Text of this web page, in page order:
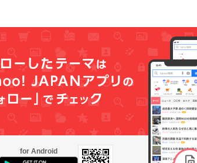
for Android